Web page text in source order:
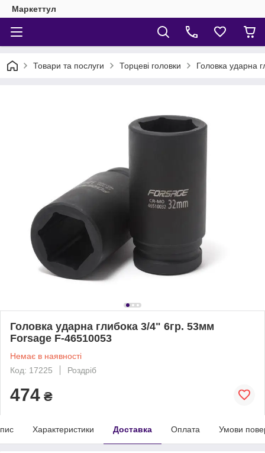
Маркеттул
Товари та послуги Торцеві головки Головка ударна
Головка ударна глибока 3/4" 6гр. 53мм
Forsage F-46510053
Немає в наявності
Код: 17225
Роздріб
474 ₴
Характеристики Доставка Оплата Умови